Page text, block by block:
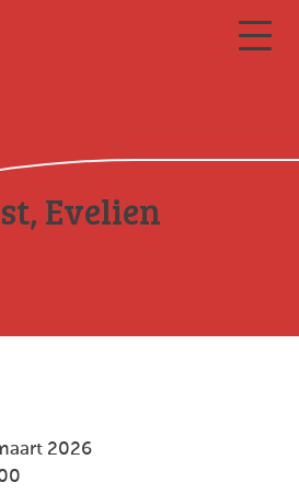
Evelien
2026